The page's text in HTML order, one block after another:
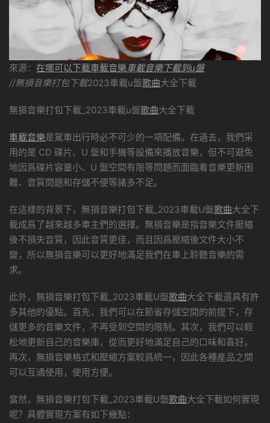
來源： 在哪可以下載車載音樂車載音樂下載到u盤
//無損音樂打包下載2023車載u盤歌曲大全下載
無損音樂打包下載_2023車載u盤歌曲大全下載
車載音樂是駕車出行時必不可少的一項配備。在過去，我們采
用的是 CD 碟片、U 盤和手機等設備來播放音樂，但不可避免
地因爲碟片容量小、U 盤空間有限等問題而面臨着音樂更新困
難、音質問題和存儲不便等諸多不足。
在這樣的背景下，無損音樂打包下載_2023車載U盤歌曲大全下
載成爲了越來越多車主們的選擇。無損音樂是指音樂文件壓縮
後不損失音質，因此音質更佳，而且因爲壓縮後文件大小不
變，所以無損音樂可以更好地滿足我們在車上聆聽音樂的需
求。
此外，無損音樂打包下載_2023車載U盤歌曲大全下載還具有許
多其他的優點。首先，我們可以在節省存儲空間的前提下，存
儲更多的音樂文件，不再受到空間的限制。其次，我們可以輕
松地更新自己的音樂庫，從而更好地滿足自己的口味和喜好。
再次，無損音樂格式和壓縮方案較爲統一，因此各種産品之間
可以互通使用，使用方便。
當然，無損音樂打包下載_2023車載U盤歌曲大全下載如何實現
呢？具體實現方案有如下幾點：